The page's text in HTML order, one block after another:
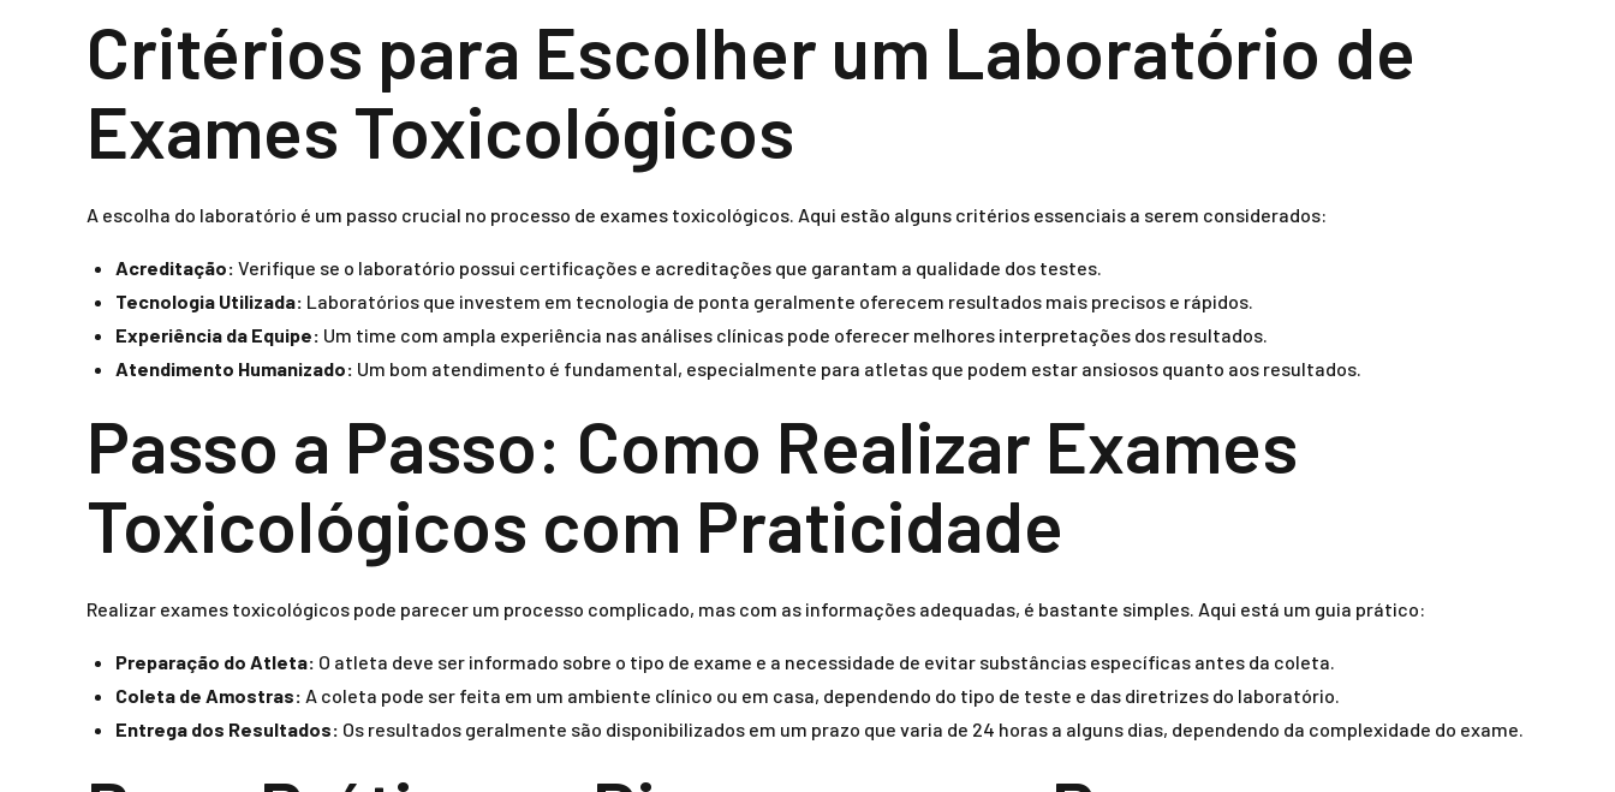
Critérios para Escolher um Laboratório de
Exames Toxicológicos
A escolha do laboratório é um passo crucial no processo de exames toxicológicos. Aqui estão alguns critérios essenciais a serem considerados:
Acreditação: Verifique se o laboratório possui certificações e acreditações que garantam a qualidade dos testes.
Tecnologia Utilizada: Laboratórios que investem em tecnologia de ponta geralmente oferecem resultados mais precisos e rápidos.
Experiência da Equipe: Um time com ampla experiência nas análises clínicas pode oferecer melhores interpretações dos resultados.
Atendimento Humanizado: Um bom atendimento é fundamental, especialmente para atletas que podem estar ansiosos quanto aos resultados.
Passo a Passo: Como Realizar Exames
Toxicológicos com Praticidade
Realizar exames toxicológicos pode parecer um processo complicado, mas com as informações adequadas, é bastante simples. Aqui está um guia prático:
Preparação do Atleta: O atleta deve ser informado sobre o tipo de exame e a necessidade de evitar substâncias específicas antes da coleta.
Coleta de Amostras: A coleta pode ser feita em um ambiente clínico ou em casa, dependendo do tipo de teste e das diretrizes do laboratório.
Entrega dos Resultados: Os resultados geralmente são disponibilizados em um prazo que varia de 24 horas a alguns dias, dependendo da complexidade do exame.